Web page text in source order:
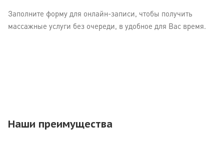
Заполните форму для онлайн-записи, чтобы получить
массажные услуги без очереди, в удобное для Вас время.
Наши преимущества